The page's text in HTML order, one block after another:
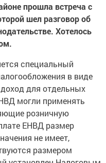
прошла встреча с
шел разговор об
Хотелось
специальный
в виде
для отдельных
могли применять
розничную
ЕНВД размер
не имеет,
размером